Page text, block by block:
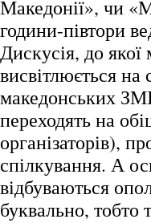
Македонії», чи
години-півтори
Дискусія, до якої
висвітлюється
македонських
переходять на
організаторів),
спілкування. А
відбуваються
буквально, тобто